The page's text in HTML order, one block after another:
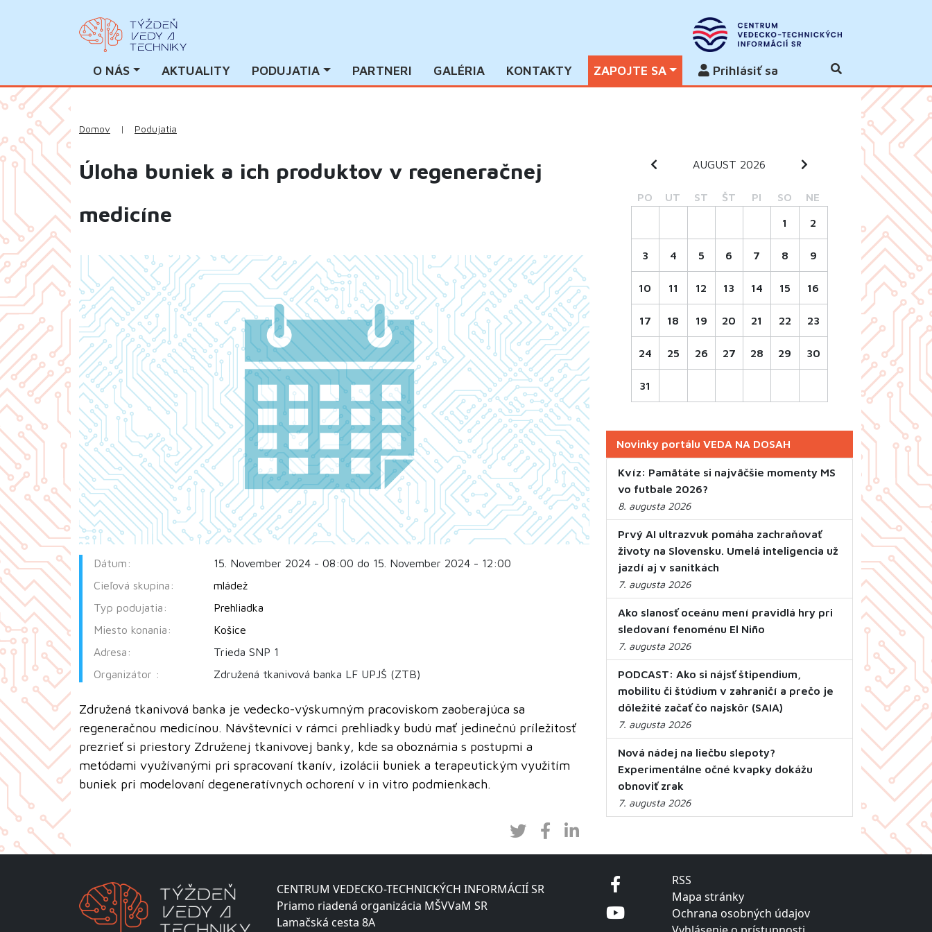
O NÁS AKTUALITY PODUJATIA PARTNERI GALÉRIA KONTAKTY ZAPOJTE SA Prihlásiť sa
Domov | Podujatia
Úloha buniek a ich produktov v regeneračnej
medicíne
Dátum:
15. November 2024 - 08:00 do 15. November 2024 - 12:00
Cieľová skupina:
mládež
Typ podujatia:
Prehliadka
Miesto konania:
Košice
Adresa:
Trieda SNP 1
Organizátor :
Združená tkanivová banka LF UPJŠ (ZTB)
Združená tkanivová banka je vedecko-výskumným pracoviskom zaoberajúca sa
regeneračnou medicínou. Návštevníci v rámci prehliadky budú mať jedinečnú príležitosť
prezrieť si priestory Združenej tkanivovej banky, kde sa oboznámia s postupmi a
metódami využívanými pri spracovaní tkanív, izolácii buniek a terapeutickým využitím
buniek pri modelovaní degeneratívnych ochorení v in vitro podmienkach.
AUGUST 2026
PO UT ST ŠT PI SO NE
1 2
3 4 5 6 7 8 9
10 11 12 13 14 15 16
17 18 19 20 21 22 23
24 25 26 27 28 29 30
31
Novinky portálu VEDA NA DOSAH
Kvíz: Pamätáte si najväčšie momenty MS
vo futbale 2026?
8. augusta 2026
Prvý AI ultrazvuk pomáha zachraňovať
životy na Slovensku. Umelá inteligencia už
jazdí aj v sanitkách
7. augusta 2026
Ako slanosť oceánu mení pravidlá hry pri
sledovaní fenoménu El Niño
7. augusta 2026
PODCAST: Ako si nájsť štipendium,
mobilitu či štúdium v zahraničí a prečo je
dôležité začať čo najskôr (SAIA)
7. augusta 2026
Nová nádej na liečbu slepoty?
Experimentálne očné kvapky dokážu
obnoviť zrak
7. augusta 2026
CENTRUM VEDECKO-TECHNICKÝCH INFORMÁCIÍ SR
Priamo riadená organizácia MŠVVaM SR
Lamačská cesta 8A
RSS
Mapa stránky
Ochrana osobných údajov